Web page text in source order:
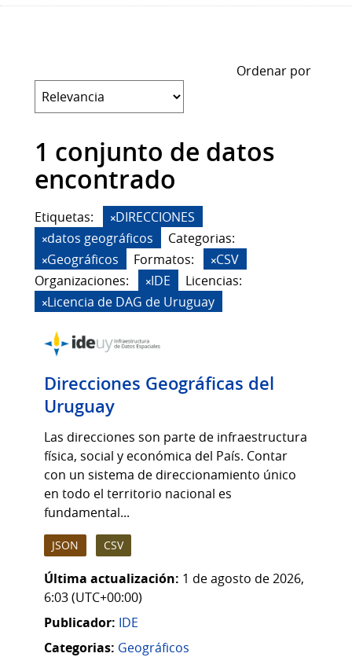
Ordenar por
1 conjunto de datos
encontrado
Etiquetas:
DIRECCIONES
datos geográficos
Categorias:
Geográficos
Formatos:
CSV
Organizaciones:
IDE
Licencias:
Licencia de DAG de Uruguay
Direcciones Geográficas del
Uruguay
Las direcciones son parte de infraestructura
física, social y económica del País. Contar
con un sistema de direccionamiento único
en todo el territorio nacional es
fundamental...
JSON CSV
Última actualización: 1 de agosto de 2026,
6:03 (UTC+00:00)
Publicador: IDE
Categorias: Geográficos